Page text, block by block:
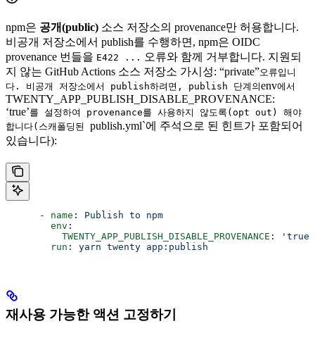
npm은 공개(public) 소스 저장소의 provenance만 허용합니다.
비공개 저장소에서 publish를 수행하면, npm은 OIDC
provenance 번들을 E422 ... 오류와 함께 거부합니다. 지원되
지 않는 GitHub Actions 소스 저장소 가시성: “private”오류입니
다. 비공개 저장소에서 publish하려면, publish 단계의env에서
TWENTY_APP_PUBLISH_DISABLE_PROVENANCE:
‘true’를 설정하여 provenance를 사용하지 않도록(opt out) 해야
합니다(스캐폴딩된 publish.yml`에 주석으로 된 힌트가 포함되어
있습니다):
      -
name : Publish to npm
        env
:
          TWENTY_APP_PUBLISH_DISABLE_PROVENANCE
:
'true'
        run
: yarn twenty app:publish
재사용 가능한 액션 고정하기